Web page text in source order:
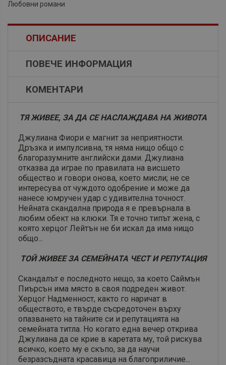
Любовни романи
ОПИСАНИЕ
ПОВЕЧЕ ИНФОРМАЦИЯ
КОМЕНТАРИ
ТЯ ЖИВЕЕ, ЗА ДА СЕ НАСЛАЖДАВА НА ЖИВОТА
Джулиана Фиори е магнит за неприятности.
Дръзка и импулсивна, тя няма нищо общо с
благоразумните английски дами. Джулиана
отказва да играе по правилата на висшето
общество и говори онова, което мисли; не се
интересува от чуждото одобрение и може да
нанесе юмручен удар с удивителна точност.
Нейната скандална природа я е превърнала в
любим обект на клюки. Тя е точно типът жена, с
която херцог Лейтън не би искал да има нищо
общо...
ТОЙ ЖИВЕЕ ЗА СЕМЕЙНАТА ЧЕСТ И РЕПУТАЦИЯ
Скандалът е последното нещо, за което Саймън
Пиърсън има място в своя подреден живот.
Херцог Надменност, както го наричат в
обществото, е твърде съсредоточен върху
опазването на тайните си и репутацията на
семейната титла. Но когато една вечер открива
Джулиана да се крие в каретата му, той рискува
всичко, което му е скъпо, за да научи
безразсъдната красавица на благоприличие...